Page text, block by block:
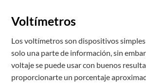
Voltímetros
Los voltímetros son dispositivos
solo una parte de información, sin
voltaje se puede usar con buenos
proporcionarte un porcentaje